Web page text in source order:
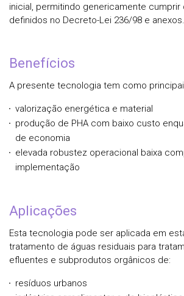
inicial, permitindo genericamente cumprir
definidos no Decreto-Lei 236/98 e anexos.
Benefícios
A presente tecnologia tem como
valorização energética e material
produção de PHA com baixo custo
de economia
elevada robustez operacional baixa
implementação
Aplicações
Esta tecnologia pode ser aplicada em
tratamento de águas residuais para
efluentes e subprodutos orgânicos de:
resíduos urbanos